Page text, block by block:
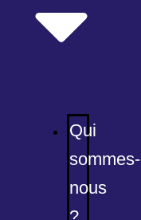
Qui
sommes-
nous